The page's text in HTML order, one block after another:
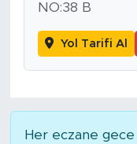
NO:38 B
Yol Tarifi Al
Her eczane